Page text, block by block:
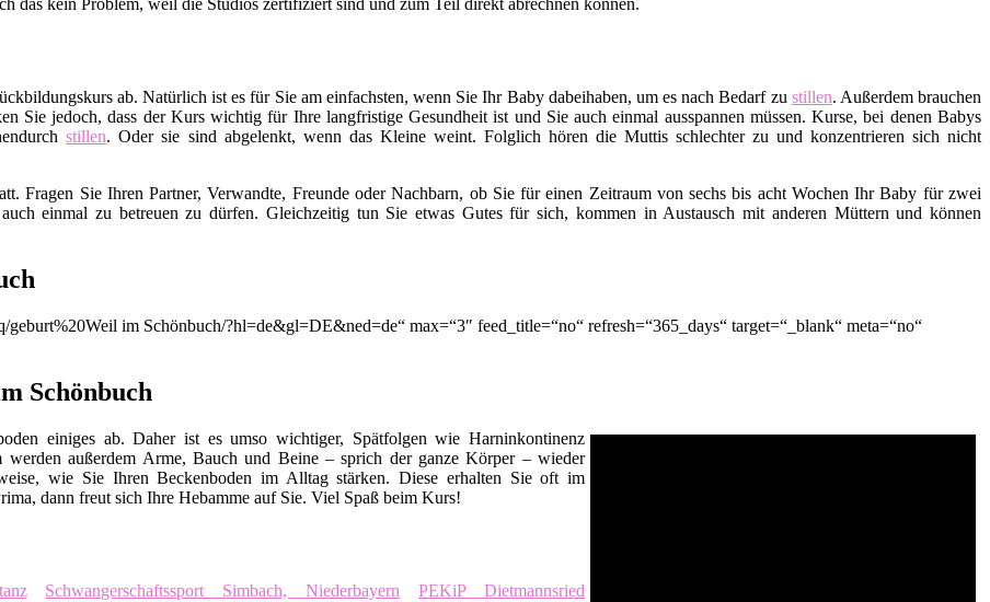
das kein Problem, weil die Studios zertifiziert sind und zum Teil direkt abrechnen können.
ab. Natürlich ist es für Sie am einfachsten, wenn Sie Ihr Baby dabeihaben, um es nach Bedarf zu stillen. Außerdem brauchen
Sie jedoch, dass der Kurs wichtig für Ihre langfristige Gesundheit ist und Sie auch einmal ausspannen müssen. Kurse, bei denen Babys
stillen. Oder sie sind abgelenkt, wenn das Kleine weint. Folglich hören die Muttis schlechter zu und konzentrieren sich nicht
Fragen Sie Ihren Partner, Verwandte, Freunde oder Nachbarn, ob Sie für einen Zeitraum von sechs bis acht Wochen Ihr Baby für zwei
einmal zu betreuen zu dürfen. Gleichzeitig tun Sie etwas Gutes für sich, kommen in Austausch mit anderen Müttern und können
geburt%20Weil im Schönbuch/?hl=de&gl=DE&ned=de“ max=“3″ feed_title=“no“ refresh=“365_days“ target=“_blank“ meta=“no“
Schönbuch
einiges ab. Daher ist es umso wichtiger, Spätfolgen wie Harninkontinenz
außerdem Arme, Bauch und Beine – sprich der ganze Körper – wieder
wie Sie Ihren Beckenboden im Alltag stärken. Diese erhalten Sie oft im
dann freut sich Ihre Hebamme auf Sie. Viel Spaß beim Kurs!
Schwangerschaftssport Simbach, Niederbayern
PEKiP Dietmannsried